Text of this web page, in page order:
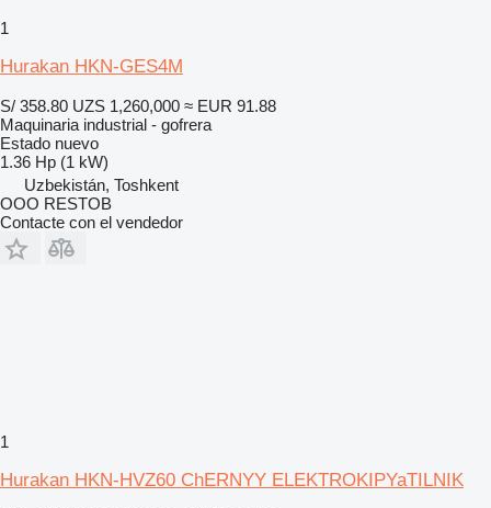
1
Hurakan HKN-GES4M
S/ 358.80 UZS 1,260,000 ≈ EUR 91.88
Maquinaria industrial - gofrera
Estado nuevo
1.36 Hp (1 kW)
Uzbekistán, Toshkent
OOO RESTOB
Contacte con el vendedor
1
Hurakan HKN-HVZ60 ChERNYY ELEKTROKIPYaTILNIK